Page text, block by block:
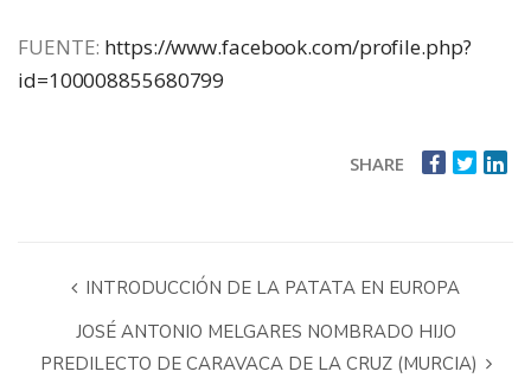
FUENTE: https://www.facebook.com/profile.php?
id=100008855680799
SHARE
INTRODUCCIÓN DE LA PATATA EN EUROPA
JOSÉ ANTONIO MELGARES NOMBRADO HIJO
PREDILECTO DE CARAVACA DE LA CRUZ (MURCIA)